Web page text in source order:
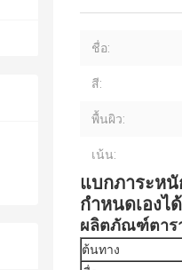
ชื่อ:
สี:
พื้นผิว:
เน้น:
แบกภาระหนั
กำหนดเองได้
ผลิตภัณฑ์ตาร
ต้นทาง